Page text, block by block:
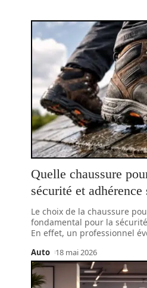
Quelle chaussure
sécurité et
Le choix de la chaussure
fondamental pour la
En effet, un professionnel
Auto 18 mai 2026